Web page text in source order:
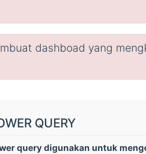
dashboad yang
QUERY
query digunakan untuk